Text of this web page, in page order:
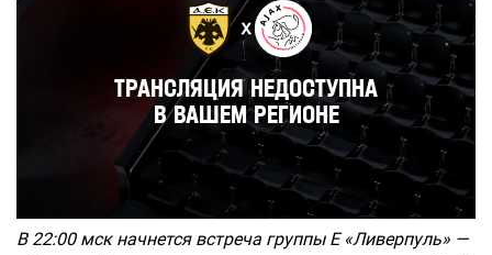
В 22:00 мск начнется встреча группы Е «Ливерпуль» —